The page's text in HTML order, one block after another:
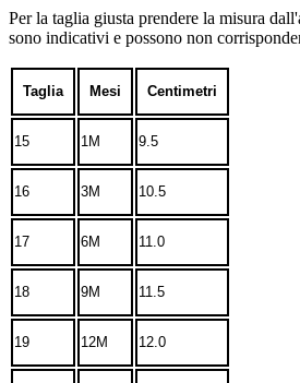
Per la taglia giusta prendere la misura
sono indicativi e possono non
Taglia Mesi Centimetri
15 1M 9.5
16 3M 10.5
17 6M 11.0
18 9M 11.5
19 12M 12.0